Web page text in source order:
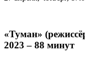
«Туман»
2023 – 88 минут